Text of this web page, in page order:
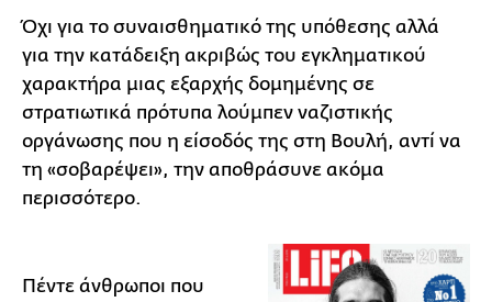
Όχι για το συναισθηματικό της υπόθεσης αλλά
για την κατάδειξη ακριβώς του εγκληματικού
χαρακτήρα μιας εξαρχής δομημένης σε
στρατιωτικά πρότυπα λούμπεν ναζιστικής
οργάνωσης που η είσοδός της στη Βουλή, αντί να
τη «σοβαρέψει», την αποθράσυνε ακόμα
περισσότερο.
Πέντε άνθρωποι που